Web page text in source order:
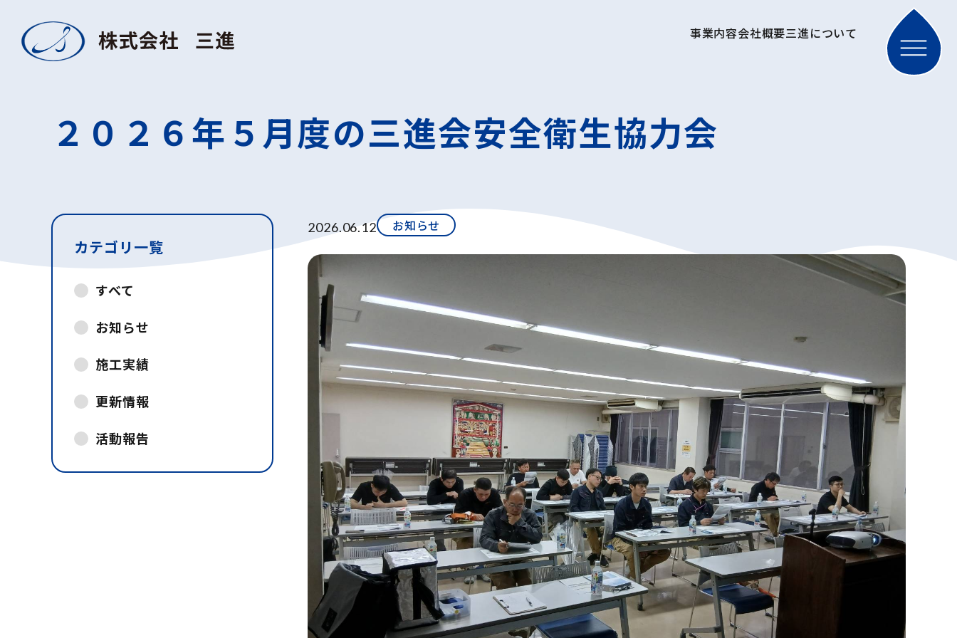
事業内容会社概要三進について
２０２６年５月度の三進会安全衛生協力会
カテゴリ一覧
すべて
お知らせ
施工実績
更新情報
活動報告
2026.06.12 お知らせ